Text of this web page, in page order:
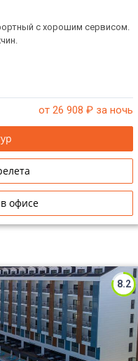
с хорошим сервисом.
от 26 908 ₽ за ночь
офисе
8.2